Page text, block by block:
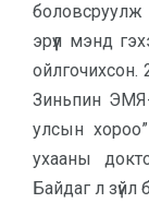
боловсруулж
эрүүл мэнд
Зиньпин ЭМЯ-
улсын
ухааны
Байдаг л зүйл